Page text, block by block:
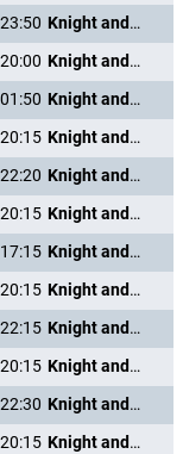
23:50
Knight and Day
20:00
Knight and Day
01:50
Knight and Day
20:15
Knight and Day
22:20
Knight and Day
20:15
Knight and Day
17:15
Knight and Day
20:15
Knight and Day
22:15
Knight and Day
20:15
Knight and Day
22:30
Knight and Day
20:15
Knight and Day